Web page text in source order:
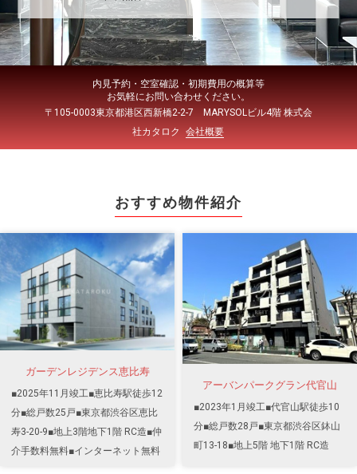
内見予約・空室確認・初期費用の概算等
お気軽にお問い合わせください。
〒105-0003東京都港区西新橋2-2-7 MARYSOLビル4階 株式会
社カタロク
会社概要
おすすめ物件紹介
ガーデンレジデンス恵比寿
■2025年11月竣工■恵比寿駅徒歩12
分■総戸数25戸■東京都渋谷区恵比
寿3-20-9■地上3階地下1階 RC造■仲
介手数料無料■インターネット無料
アーバンパークグラン代官山
■2023年1月竣工■代官山駅徒歩10
分■総戸数28戸■東京都渋谷区鉢山
町13-18■地上5階 地下1階 RC造